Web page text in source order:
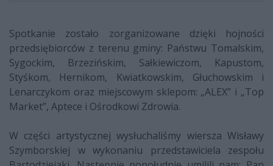
Spotkanie zostało zorganizowane dzięki hojności
przedsiębiorców z terenu gminy: Państwu Tomalskim,
Sygockim, Brzezińskim, Sałkiewiczom, Kapustom,
Styśkom, Hernikom, Kwiatkowskim, Głuchowskim i
Lenarczykom oraz miejscowym sklepom: „ALEX” i „Top
Market”, Aptece i Ośrodkowi Zdrowia.
W części artystycznej wysłuchaliśmy wiersza Wisławy
Szymborskiej w wykonaniu przedstawiciela zespołu